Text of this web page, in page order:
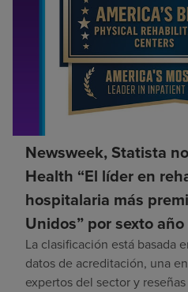
Newsweek, Statista
Health “El líder en
hospitalaria más
Unidos” por sexto
La clasificación está basada
datos de acreditación, una
expertos del sector y